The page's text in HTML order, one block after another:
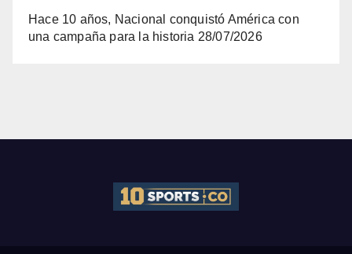
Hace 10 años, Nacional conquistó América con
una campaña para la historia 28/07/2026